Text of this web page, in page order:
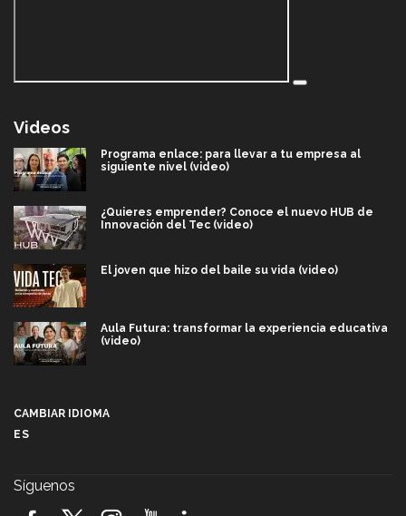
Videos
Programa enlace: para llevar a tu empresa al
siguiente nivel (video)
¿Quieres emprender? Conoce el nuevo HUB de
Innovación del Tec (video)
El joven que hizo del baile su vida (video)
Aula Futura: transformar la experiencia educativa
(video)
CAMBIAR IDIOMA
ES
Síguenos